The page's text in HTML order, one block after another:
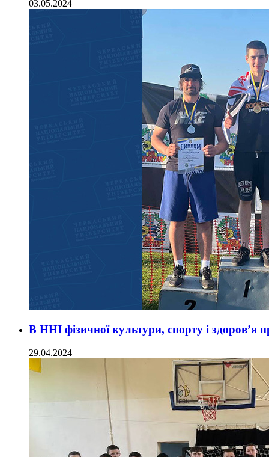
03.05.2024
В ННІ фізичної культури, спорту і здоровʼя
29.04.2024